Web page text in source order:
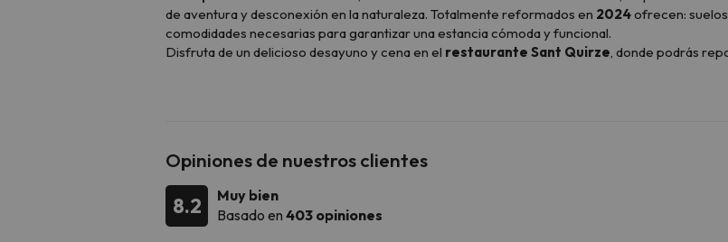
de aventura y desconexión en la naturaleza. Totalmente reformados en 2024ofrecen:
comodidades necesarias para garantizar una estancia cómoda y funcional.
Disfruta de un delicioso desayuno y cena en el restaurante Sant Quirze, donde podrás
Losapartamentos de 5 plazascuentan una habitación con dos camas individuales,
convertible en cama, un sofá cama doble (tipo nido), mesa y sillas.
Losapartamentos de 6 plazas
apartamento, puede contar con un dormitorio con dos camas individuales, un salón
Opiniones de nuestros clientes
8.2
Muy bien
Basado en 403 opiniones